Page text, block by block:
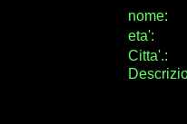
nome:
eta':
Citta'.: